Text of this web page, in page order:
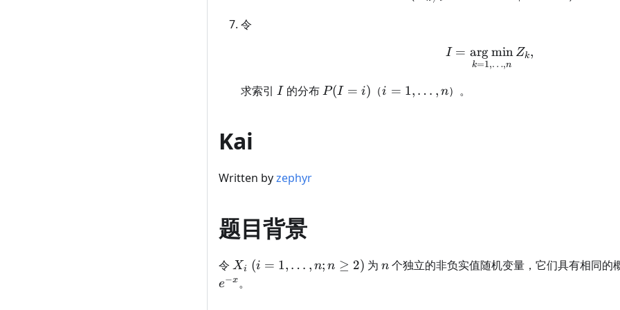
令
I =
k=1,…,n
argmin Zk,
求索引 I
I的分布 P(I=i)
P(I = i) （i=1,\ldots,n
i = 1, … , n）。
Kai
Written byzephyr
题目背景
令 X_i
Xi
(i =
(i = 1, … , n; n ≥ 2) 为 n
n个独立的非负实值随机变量，它们具有相同的
e−x。